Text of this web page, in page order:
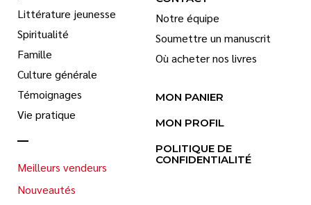
Littérature jeunesse
Spiritualité
Famille
Culture générale
Témoignages
Vie pratique
Meilleurs vendeurs
Nouveautés
Notre équipe
Soumettre un manuscrit
Où acheter nos livres
MON PANIER
MON PROFIL
POLITIQUE DE
CONFIDENTIALITÉ